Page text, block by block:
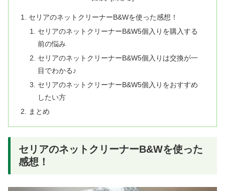
セリアのネットクリーナーB&Wを使った感想！
セリアのネットクリーナーB&W5個入りを購入する
前の悩み
セリアのネットクリーナーB&W5個入りは交換が一
目でわかる♪
セリアのネットクリーナーB&W5個入りをおすすめ
したい方
まとめ
セリアのネットクリーナーB&Wを使った
感想！